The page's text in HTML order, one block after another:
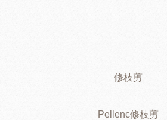
修枝剪
Pellenc修枝剪